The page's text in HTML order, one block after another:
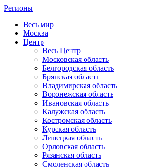
Регионы
Весь мир
Москва
Центр
Весь Центр
Московская область
Белгородская область
Брянская область
Владимирская область
Воронежская область
Ивановская область
Калужская область
Костромская область
Курская область
Липецкая область
Орловская область
Рязанская область
Смоленская область